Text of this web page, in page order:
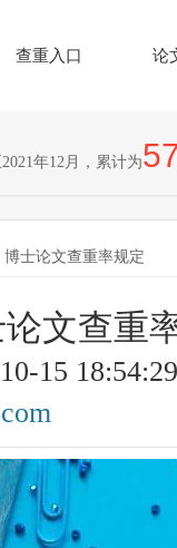
查重入口 论
年12月，累计为
博士论文查重率规定
文查重
15 18:54:29